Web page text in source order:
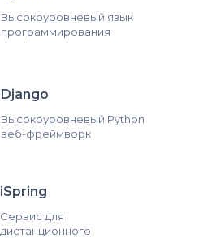
iSpring
Сервис для
дистанционного
Django
Высокоуровневый Python
веб-фреймворк
Высокоуровневый язык
программирования